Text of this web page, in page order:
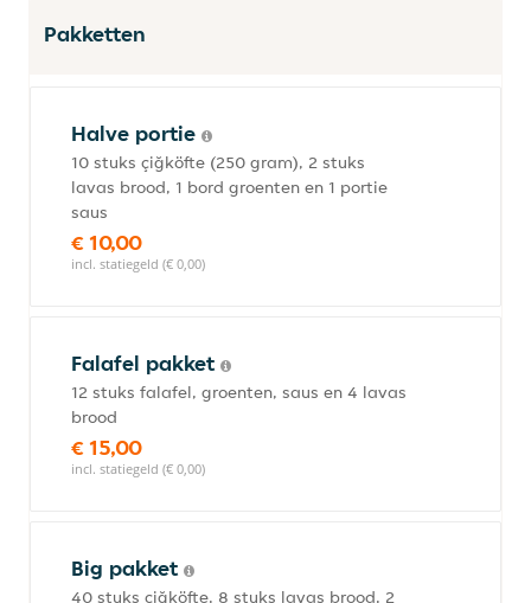
Pakketten
Halve portie
10 stuks çiğköfte (250 gram), 2 stuks
lavas brood, 1 bord groenten en 1 portie
saus
€ 10,00
incl. statiegeld (€ 0,00)
Falafel pakket
12 stuks falafel, groenten, saus en 4 lavas
brood
€ 15,00
incl. statiegeld (€ 0,00)
Big pakket
40 stuks çiğköfte, 8 stuks lavas brood, 2